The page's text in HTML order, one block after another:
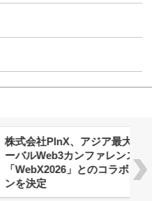
、アジア最大級のグロ
ンファレンス
」とのコラボレーショ